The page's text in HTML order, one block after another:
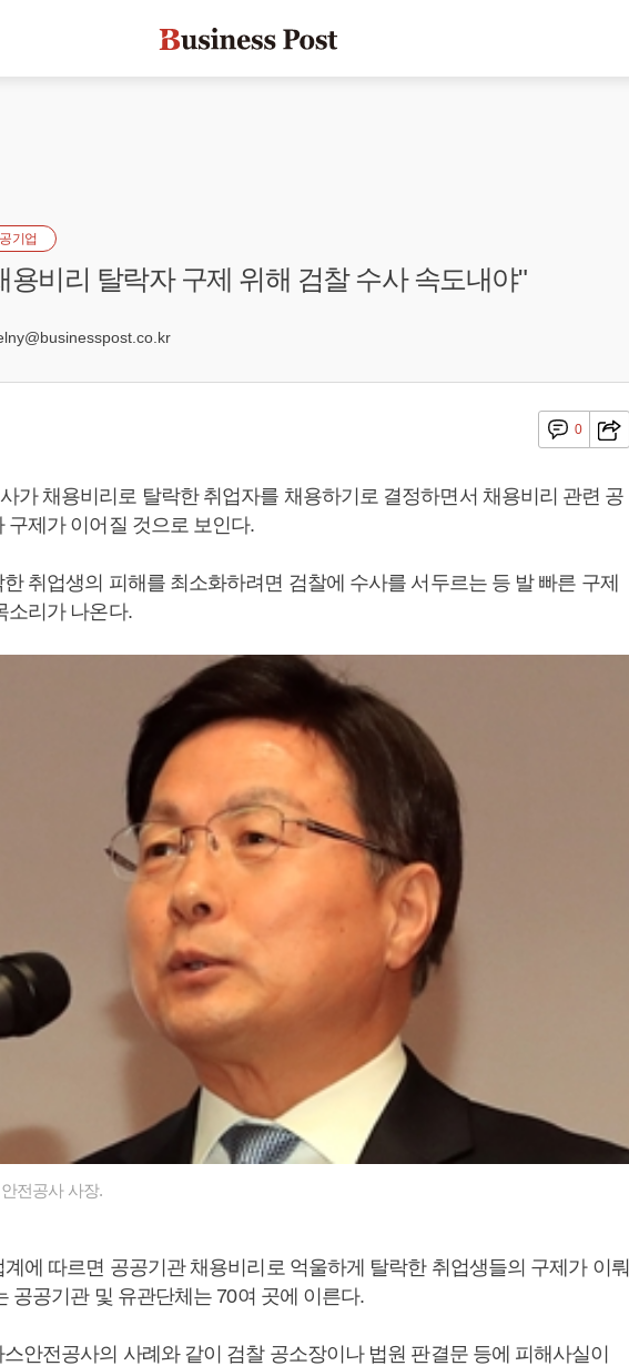
공기업
용비리 탈락자 구제 위해 검찰 수사 속도내야"
0
가 채용비리로 탈락한 취업자를 채용하기로 결정하면서 채용비리 관련 공
구제가 이어질 것으로 보인다.
취업생의 피해를 최소화하려면 검찰에 수사를 서두르는 등 발 빠른 구제
소리가 나온다.
전공사 사장.
에 따르면 공공기관 채용비리로 억울하게 탈락한 취업생들의 구제가 이뤄
공공기관 및 유관단체는 70여 곳에 이른다.
안전공사의 사례와 같이 검찰 공소장이나 법원 판결문 등에 피해사실이